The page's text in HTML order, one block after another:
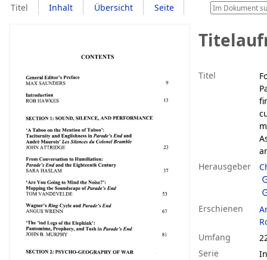
Titel Inhalt Übersicht Seite
Titel
Herausgeber
Erschienen
Umfang
Serie